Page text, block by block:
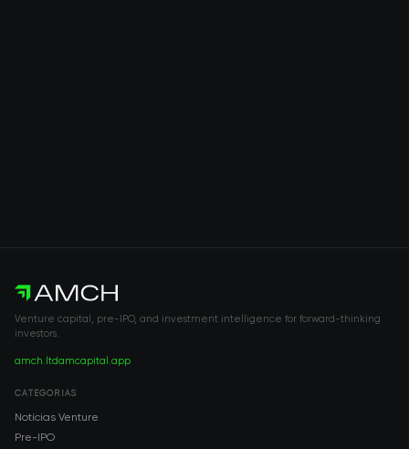
Venture capital, pre-IPO, and investment intelligence for forward-thinking
investors.
amch.ltdamcapital.app
CATEGORIAS
Notícias Venture
Pre-IPO